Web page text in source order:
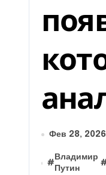
Фев 28, 2026
#
Владимир
Путин